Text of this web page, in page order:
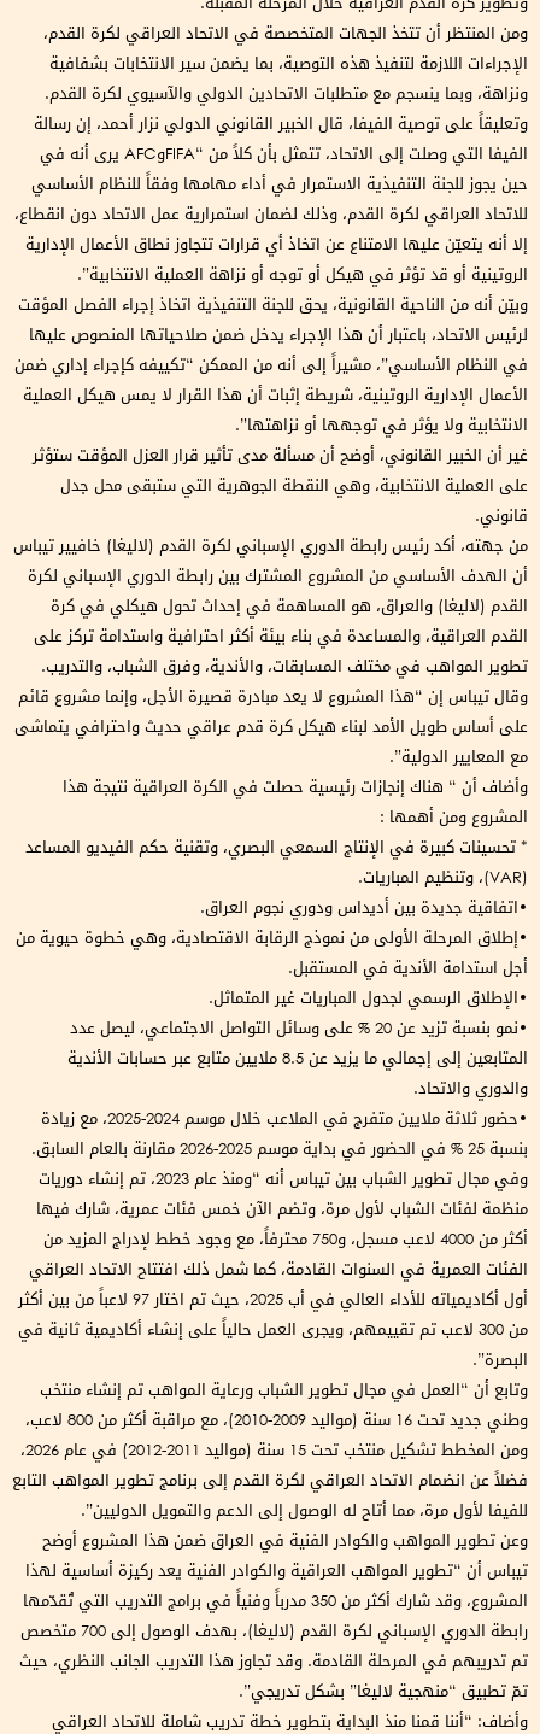
ومن المنتظر أن تتخذ الجهات المتخصصة في الاتحاد العراقي لكرة القدم،
الإجراءات اللازمة لتنفيذ هذه التوصية، بما يضمن سير الانتخابات بشفافية
ونزاهة، وبما ينسجم مع متطلبات الاتحادين الدولي والآسيوي لكرة القدم.
وتعليقاً على توصية الفيفا، قال الخبير القانوني الدولي نزار أحمد، إن رسالة
الفيفا التي وصلت إلى الاتحاد، تتمثل بأن كلاً من “FIFAوAFC يرى أنه في
حين يجوز للجنة التنفيذية الاستمرار في أداء مهامها وفقاً للنظام الأساسي
للاتحاد العراقي لكرة القدم، وذلك لضمان استمرارية عمل الاتحاد دون انقطاع،
إلا أنه يتعيّن عليها الامتناع عن اتخاذ أي قرارات تتجاوز نطاق الأعمال الإدارية
الروتينية أو قد تؤثر في هيكل أو توجه أو نزاهة العملية الانتخابية”.
وبيّن أنه من الناحية القانونية، يحق للجنة التنفيذية اتخاذ إجراء الفصل المؤقت
لرئيس الاتحاد، باعتبار أن هذا الإجراء يدخل ضمن صلاحياتها المنصوص عليها
في النظام الأساسي”، مشيراً إلى أنه من الممكن “تكييفه كإجراء إداري ضمن
الأعمال الإدارية الروتينية، شريطة إثبات أن هذا القرار لا يمس هيكل العملية
الانتخابية ولا يؤثر في توجهها أو نزاهتها”.
غير أن الخبير القانوني، أوضح أن مسألة مدى تأثير قرار العزل المؤقت ستؤثر
على العملية الانتخابية، وهي النقطة الجوهرية التي ستبقى محل جدل
قانوني.
من جهته، أكد رئيس رابطة الدوري الإسباني لكرة القدم (لاليغا) خافيير تيباس
أن الهدف الأساسي من المشروع المشترك بين رابطة الدوري الإسباني لكرة
القدم (لاليغا) والعراق، هو المساهمة في إحداث تحول هيكلي في كرة
القدم العراقية، والمساعدة في بناء بيئة أكثر احترافية واستدامة تركز على
تطوير المواهب في مختلف المسابقات، والأندية، وفرق الشباب، والتدريب.
وقال تيباس إن “هذا المشروع لا يعد مبادرة قصيرة الأجل، وإنما مشروع قائم
على أساس طويل الأمد لبناء هيكل كرة قدم عراقي حديث واحترافي يتماشى
مع المعايير الدولية”.
وأضاف أن “ هناك إنجازات رئيسية حصلت في الكرة العراقية نتيجة هذا
المشروع ومن أهمها :
* تحسينات كبيرة في الإنتاج السمعي البصري، وتقنية حكم الفيديو المساعد
(VAR)، وتنظيم المباريات.
•اتفاقية جديدة بين أديداس ودوري نجوم العراق.
•إطلاق المرحلة الأولى من نموذج الرقابة الاقتصادية، وهي خطوة حيوية من
أجل استدامة الأندية في المستقبل.
•الإطلاق الرسمي لجدول المباريات غير المتماثل.
•نمو بنسبة تزيد عن 20 % على وسائل التواصل الاجتماعي، ليصل عدد
المتابعين إلى إجمالي ما يزيد عن 8.5 ملايين متابع عبر حسابات الأندية
والدوري والاتحاد.
•حضور ثلاثة ملايين متفرج في الملاعب خلال موسم 2024-2025، مع زيادة
بنسبة 25 % في الحضور في بداية موسم 2025-2026 مقارنة بالعام السابق.
وفي مجال تطوير الشباب بين تيباس أنه “ومنذ عام 2023، تم إنشاء دوريات
منظمة لفئات الشباب لأول مرة، وتضم الآن خمس فئات عمرية، شارك فيها
أكثر من 4000 لاعب مسجل، و750 محترفاً، مع وجود خطط لإدراج المزيد من
الفئات العمرية في السنوات القادمة، كما شمل ذلك افتتاح الاتحاد العراقي
أول أكاديمياته للأداء العالي في أب 2025، حيث تم اختار 97 لاعباً من بين أكثر
من 300 لاعب تم تقييمهم، ويجرى العمل حالياً على إنشاء أكاديمية ثانية في
البصرة”.
وتابع أن “العمل في مجال تطوير الشباب ورعاية المواهب تم إنشاء منتخب
وطني جديد تحت 16 سنة (مواليد 2009-2010)، مع مراقبة أكثر من 800 لاعب،
ومن المخطط تشكيل منتخب تحت 15 سنة (مواليد 2011-2012) في عام 2026،
فضلاً عن انضمام الاتحاد العراقي لكرة القدم إلى برنامج تطوير المواهب التابع
للفيفا لأول مرة، مما أتاح له الوصول إلى الدعم والتمويل الدوليين”.
وعن تطوير المواهب والكوادر الفنية في العراق ضمن هذا المشروع أوضح
تيباس أن “تطوير المواهب العراقية والكوادر الفنية يعد ركيزة أساسية لهذا
المشروع، وقد شارك أكثر من 350 مدرباً وفنياً في برامج التدريب التي تُقدّمها
رابطة الدوري الإسباني لكرة القدم (لاليغا)، بهدف الوصول إلى 700 متخصص
تم تدريبهم في المرحلة القادمة. وقد تجاوز هذا التدريب الجانب النظري، حيث
تمّ تطبيق “منهجية لاليغا” بشكل تدريجي”.
وأضاف: “أننا قمنا منذ البداية بتطوير خطة تدريب شاملة للاتحاد العراقي